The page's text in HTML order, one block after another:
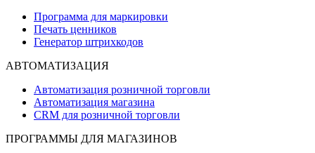
Программа для маркировки
Печать ценников
Генератор штрихкодов
АВТОМАТИЗАЦИЯ
Автоматизация розничной торговли
Автоматизация магазина
CRM для розничной торговли
ПРОГРАММЫ ДЛЯ МАГАЗИНОВ